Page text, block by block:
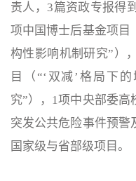
责人，3篇资政专报得
项中国博士后基金项目
构性影响机制研究”）
目（“‘双减’格局下
究”），1项中央部委高
突发公共危险事件预警
国家级与省部级项目。